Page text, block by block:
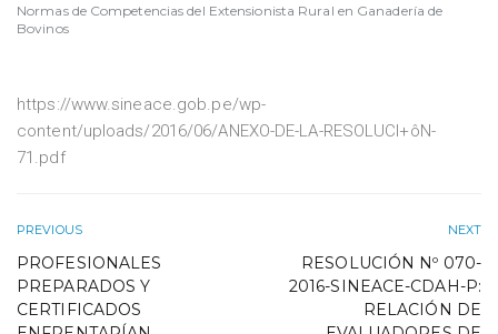
Normas de Competencias del Extensionista Rural en Ganadería de
Bovinos
https://www.sineace.gob.pe/wp-
content/uploads/2016/06/ANEXO-DE-LA-RESOLUCI+ôN-
71.pdf
PREVIOUS
PROFESIONALES
PREPARADOS Y
CERTIFICADOS
NEXT
RESOLUCIÓN Nº 070-
2016-SINEACE-CDAH-P:
RELACIÓN DE